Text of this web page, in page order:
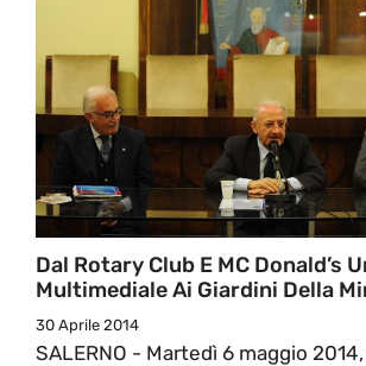
Dal Rotary Club E MC Donald’s
Multimediale Ai Giardini Della
30 Aprile 2014
SALERNO - Martedì 6 maggio